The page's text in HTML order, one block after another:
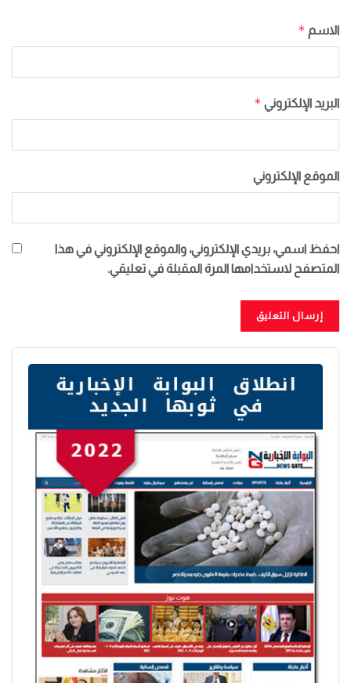
الاسم *
البريد الإلكتروني *
الموقع الإلكتروني
احفظ اسمي، بريدي الإلكتروني، والموقع الإلكتروني في هذا
المتصفح لاستخدامها المرة المقبلة في تعليقي.